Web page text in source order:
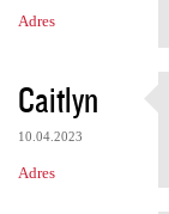
Adres
Caitlyn
10.04.2023
Adres